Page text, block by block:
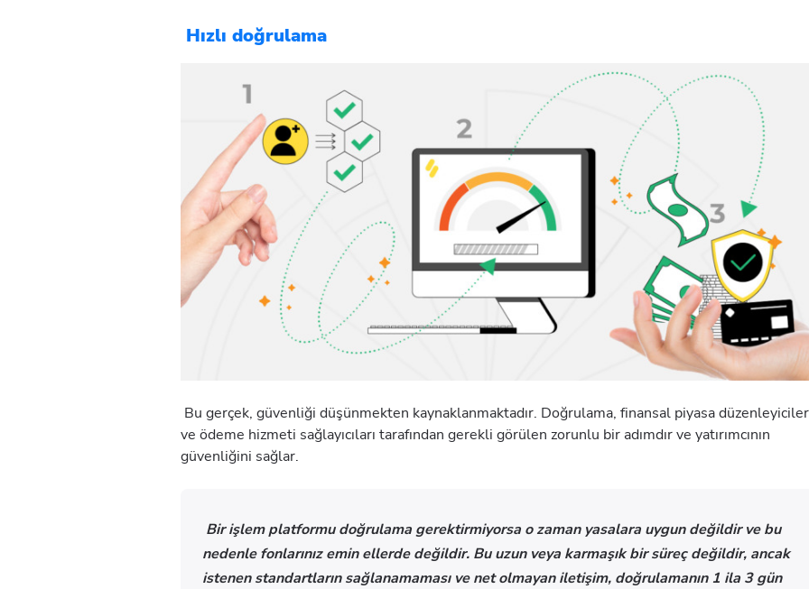
Hızlı doğrulama
Bu gerçek, güvenliği düşünmekten kaynaklanmaktadır. Doğrulama, finansal piyasa
ve ödeme hizmeti sağlayıcıları tarafından gerekli görülen zorunlu bir adımdır ve yatırımcının
güvenliğini sağlar.
Bir işlem platformu doğrulama gerektirmiyorsa o zaman yasalara uygun değildir ve bu
nedenle fonlarınız emin ellerde değildir. Bu uzun veya karmaşık bir süreç değildir, ancak
istenen standartların sağlanamaması ve net olmayan iletişim, doğrulamanın 1 ila 3 gün